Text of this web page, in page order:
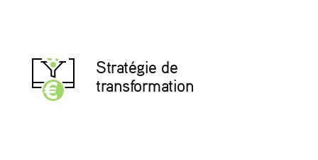
Stratégie de
transformation